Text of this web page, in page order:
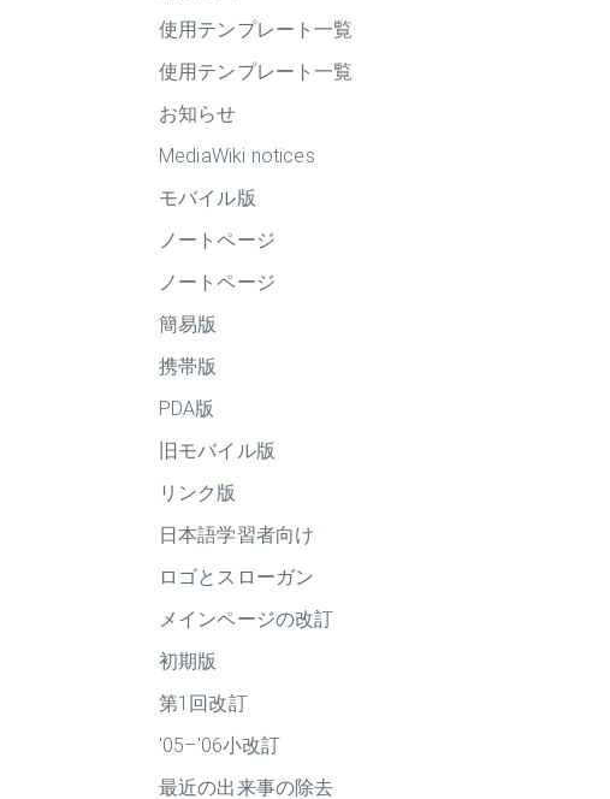
使用テンプレート一覧
使用テンプレート一覧
お知らせ
MediaWiki notices
モバイル版
ノートページ
ノートページ
簡易版
携帯版
PDA版
旧モバイル版
リンク版
日本語学習者向け
ロゴとスローガン
メインページの改訂
初期版
第1回改訂
'05–'06小改訂
最近の出来事の除去